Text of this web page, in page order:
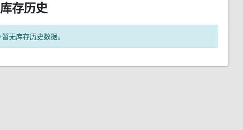
库存历史
暂无库存历史数据。